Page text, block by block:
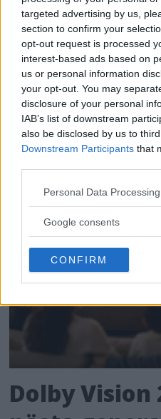
targeted advertising by us,
section to confirm your
opt-out request is processed
interest-based ads based on
us or personal information
your opt-out. You may
disclosure of your personal
IAB’s list of downstream
also be disclosed by us to
Downstream Participants that
Please note that this website/
not limited to your visit or
use your data for below
consent section.
Personal Data
Google consents
CONFIRM
Dokumentärfotopriset
2020
FOTOUTSTÄLLNING
DOKUMENTÄRFOTO
Dolby Vision